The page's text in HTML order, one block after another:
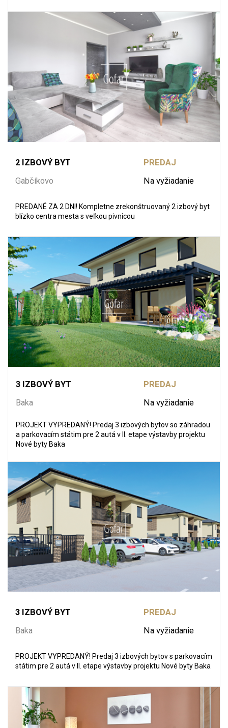
2 IZBOVÝ BYT
Gabčíkovo
PREDAJ
Na vyžiadanie
PREDANÉ ZA 2 DNI! Kompletne zrekonštruovaný 2 izbový byt
blízko centra mesta s veľkou pivnicou
3 IZBOVÝ BYT
Baka
PREDAJ
Na vyžiadanie
PROJEKT VYPREDANÝ! Predaj 3 izbových bytov so záhradou
a parkovacím státim pre 2 autá v II. etape výstavby projektu
Nové byty Baka
3 IZBOVÝ BYT
Baka
PREDAJ
Na vyžiadanie
PROJEKT VYPREDANÝ! Predaj 3 izbových bytov s parkovacím
státim pre 2 autá v II. etape výstavby projektu Nové byty Baka